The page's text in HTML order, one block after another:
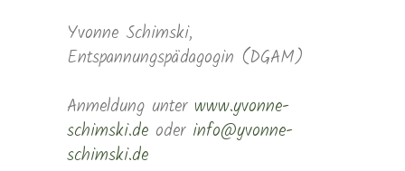
Yvonne Schimski,
Entspannungspädagogin (DGAM)
Anmeldung unter www.yvonne-
schimski.de oder info@yvonne-
schimski.de